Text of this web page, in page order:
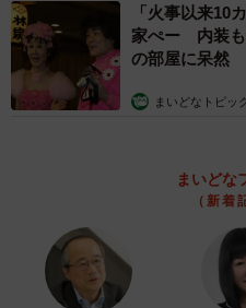
「火事以来10
家ぺー 内装も
の部屋に呆然
まいどなトピッ
まいどな
（新着